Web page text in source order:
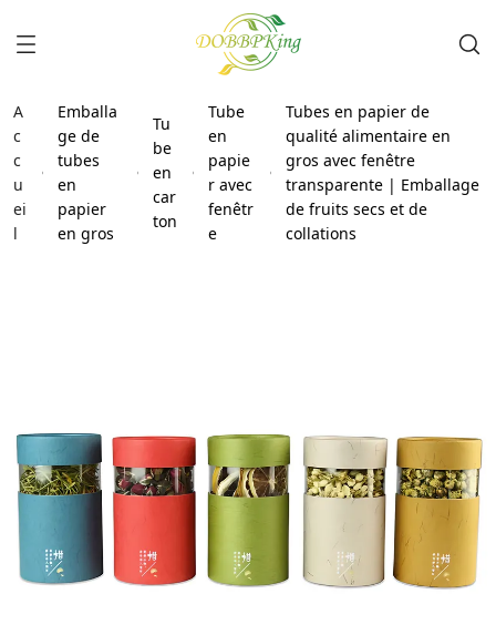
A
c
c
u
ei
l
Emballa
ge de
tubes
en
papier
en gros
Tu
be
en
car
ton
Tube
en
papie
r avec
fenêtr
e
Tubes en papier de
qualité alimentaire en
gros avec fenêtre
transparente | Emballage
de fruits secs et de
collations